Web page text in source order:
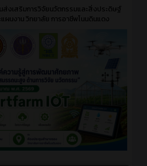
ส่งเสริมการวิจัยนวัตกรรมและสิ่งประดิษฐ์
ผนงาน วิทยาลัย การอาชีพโนนดินแดง